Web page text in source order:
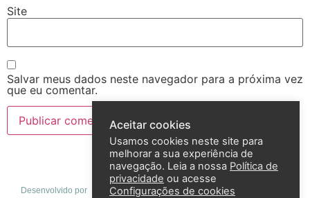
Site
Salvar meus dados neste navegador para a próxima vez
que eu comentar.
Desenvolvido por
Aceitar cookies
Usamos cookies neste site para
melhorar a sua experiência de
navegação. Leia a nossa Política de
privacidade ou acesse
Configurações de cookies